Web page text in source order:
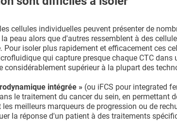
cellules individuelles peuvent présenter de
peau alors que d'autres ressemblent à des
isoler plus rapidement et efficacement ces
qui capture presque chaque CTC
considérablement supérieur à la plupart des
intégrée » (ou iFCS pour integrated
le traitement du cancer du sein, en permettant
meilleurs marqueurs de progression ou de
la réponse d'un patient à des traitements